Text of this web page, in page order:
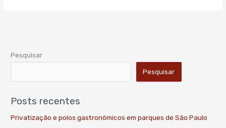
Pesquisar
Pesquisar
Posts recentes
Privatização e polos gastronômicos em parques de São Paulo